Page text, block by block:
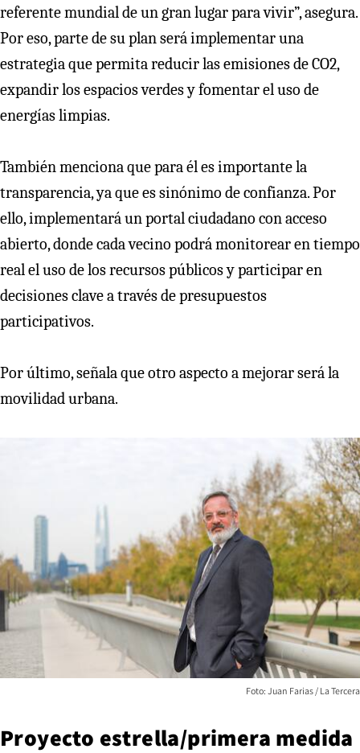
referente mundial de un gran lugar para vivir”, asegura.
Por eso, parte de su plan será implementar una
estrategia que permita reducir las emisiones de CO2,
expandir los espacios verdes y fomentar el uso de
energías limpias.
También menciona que para él es importante la
transparencia, ya que es sinónimo de confianza. Por
ello, implementará un portal ciudadano con acceso
abierto, donde cada vecino podrá monitorear en tiempo
real el uso de los recursos públicos y participar en
decisiones clave a través de presupuestos
participativos.
Por último, señala que otro aspecto a mejorar será la
movilidad urbana.
Foto: Juan Farias / La Tercera
Proyecto estrella/primera medida